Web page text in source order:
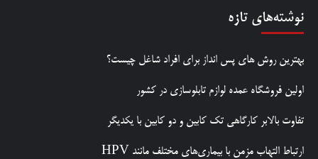
نوشته‌های تازه
بهترین روش‌ های پس‌ انداز برای افراد شاغل چیست؟
اولین فروشگاه عمده لوازم تابلوسازی در کشور
تفاوت بالابر کارگاهی تک کابین و دو کابین با یکدیگر
ارتباط التهاب مزمن با بیماری‌های مختلف مانند HPV